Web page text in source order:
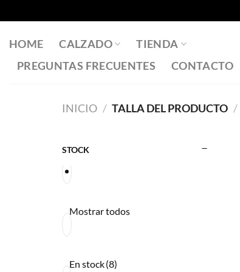
HOME CALZADO
TIENDA
PREGUNTAS FRECUENTES
CONTACTO
INICIO / TALLA DEL PRODUCTO /
STOCK
Mostrar todos
En stock(8)